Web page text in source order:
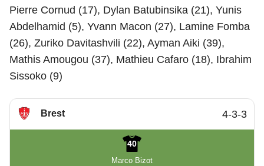
Pierre Cornud (17), Dylan Batubinsika (21), Yunis
Abdelhamid (5), Yvann Macon (27), Lamine Fomba
(26), Zuriko Davitashvili (22), Ayman Aiki (39),
Mathis Amougou (37), Mathieu Cafaro (18), Ibrahim
Sissoko (9)
Brest 4-3-3
40
Marco Bizot